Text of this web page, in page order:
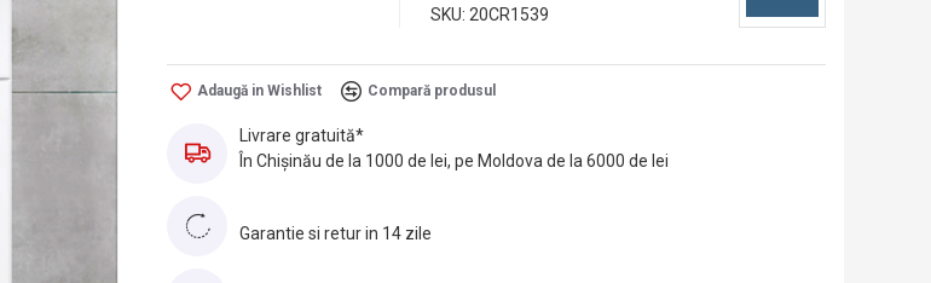
SKU: 20CR1539
Adaugă in Wishlist Compară produsul
Livrare gratuită*
În Chișinău de la 1000 de lei, pe Moldova de la 6000 de lei
Garantie si retur in 14 zile